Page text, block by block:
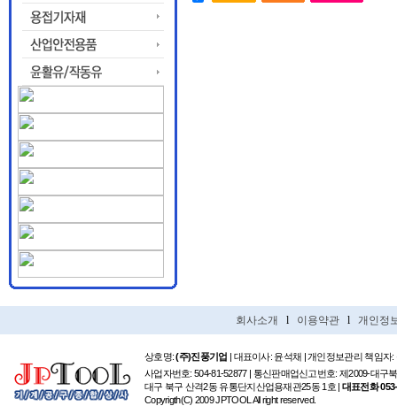
회사소개 l 이용약관 l 개인정
상호명:(주)진풍기업 | 대표이사: 윤석채 | 개인정보관리 책임자:
사업자번호: 504-81-52877 | 통신판매업신고번호: 제2009-대구
대구 북구 산격2동 유통단지산업용재관25동 1호 | 대표전화
Copyrigth(C) 2009 JPTOOL All right reserved.